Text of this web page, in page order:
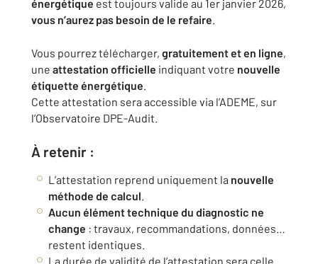
énergétique est toujours valide au 1er janvier 2026,
vous n’aurez pas besoin de le refaire.
Vous pourrez télécharger, gratuitement et en ligne,
une attestation officielle indiquant votre nouvelle
étiquette énergétique.
Cette attestation sera accessible via l’ADEME, sur
l’Observatoire DPE-Audit.
À retenir :
L’attestation reprend uniquement la nouvelle
méthode de calcul.
Aucun élément technique du diagnostic ne
change : travaux, recommandations, données…
restent identiques.
La durée de validité de l’attestation sera celle